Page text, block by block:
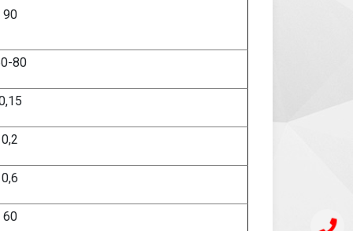
90
80
15
0,2
0,6
60